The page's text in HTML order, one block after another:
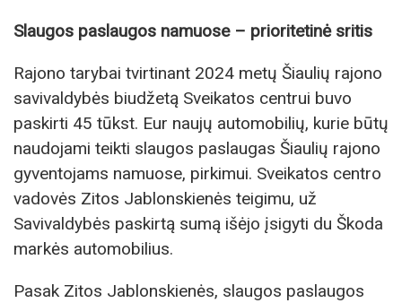
Slaugos paslaugos namuose – prioritetinė sritis
Rajono tarybai tvirtinant 2024 metų Šiaulių rajono
savivaldybės biudžetą Sveikatos centrui buvo
paskirti 45 tūkst. Eur naujų automobilių, kurie būtų
naudojami teikti slaugos paslaugas Šiaulių rajono
gyventojams namuose, pirkimui. Sveikatos centro
vadovės Zitos Jablonskienės teigimu, už
Savivaldybės paskirtą sumą išėjo įsigyti du Škoda
markės automobilius.
Pasak Zitos Jablonskienės, slaugos paslaugos